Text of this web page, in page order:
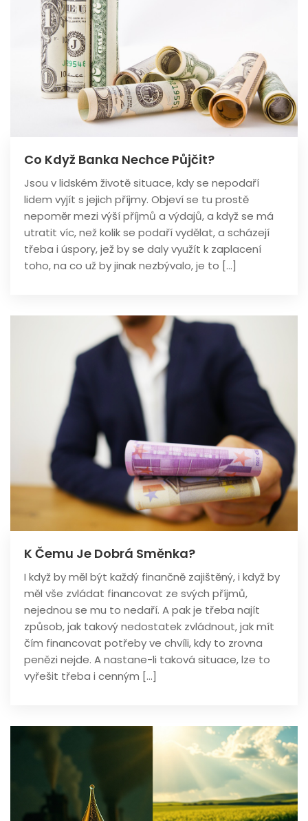
Co Když Banka Nechce Půjčit?
Jsou v lidském životě situace, kdy se nepodaří
lidem vyjít s jejich příjmy. Objeví se tu prostě
nepoměr mezi výší příjmů a výdajů, a když se má
utratit víc, než kolik se podaří vydělat, a scházejí
třeba i úspory, jež by se daly využít k zaplacení
toho, na co už by jinak nezbývalo, je to […]
K Čemu Je Dobrá Směnka?
I když by měl být každý finančně zajištěný, i když by
měl vše zvládat financovat ze svých příjmů,
nejednou se mu to nedaří. A pak je třeba najít
způsob, jak takový nedostatek zvládnout, jak mít
čím financovat potřeby ve chvíli, kdy to zrovna
penězi nejde. A nastane-li taková situace, lze to
vyřešit třeba i cenným […]